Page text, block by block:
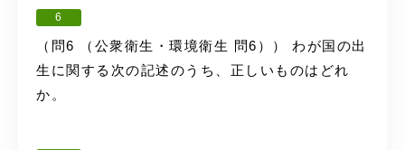
6
（問6 （公衆衛生・環境衛生 問6）） わが国の出
生に関する次の記述のうち、正しいものはどれ
か。